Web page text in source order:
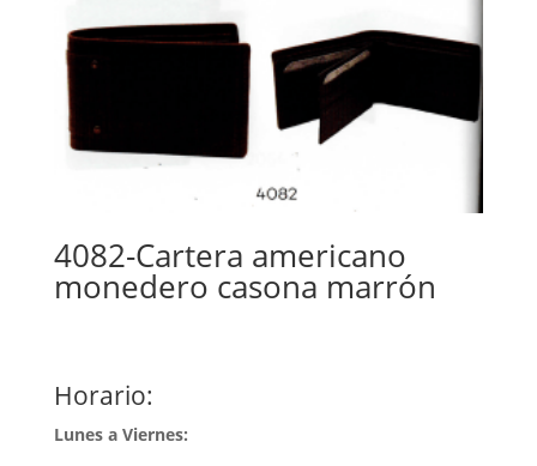
4082-Cartera americano
monedero casona marrón
Horario:
Lunes a Viernes: